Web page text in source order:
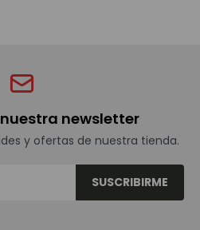
newsletter
y ofertas de nuestra tienda.
SUSCRIBIRME